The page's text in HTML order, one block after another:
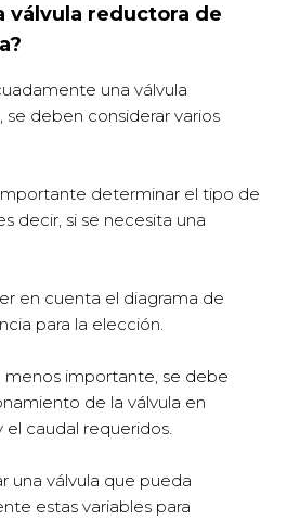
válvula reductora de
una válvula
se deben considerar varios
determinar el tipo de
decir, si se necesita una
en cuenta el diagrama de
para la elección.
menos importante, se debe
de la válvula en
el caudal requeridos.
una válvula que pueda
estas variables para